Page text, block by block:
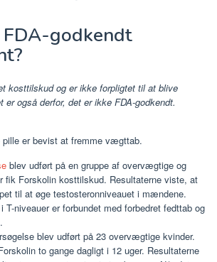
godkendt
kosttilskud og er ikke forpligtet til at blive
er også derfor, det er ikke FDA-godkendt.
pille er bevist at fremme vægttab.
blev udført på en gruppe af overvægtige og
fik Forskolin kosttilskud. Resultaterne viste, at
til at øge testosteronniveauet i mændene.
T-niveauer er forbundet med forbedret fedttab og
blev udført på 23 overvægtige kvinder.
to gange dagligt i 12 uger. Resultaterne